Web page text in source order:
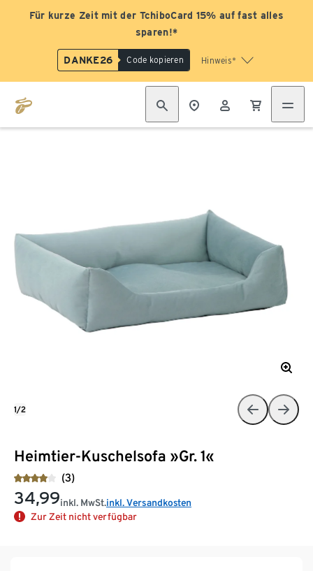
Für kurze Zeit mit der TchiboCard 15% auf fast alles
sparen!*
DANKE26 Code kopieren Hinweis*
Heimtier-Kuschelsofa »Gr. 1«
(3)
34,99inkl. MwSt.inkl. Versandkosten
Zur Zeit nicht verfügbar
1/2